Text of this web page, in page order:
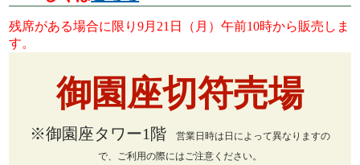
残席がある場合に限り9月21日（月）午前10時から販売しま
す。
御園座切符売場
※御園座タワー1階 営業日時は日によって異なりますの
で、ご利用の際にはご注意ください。